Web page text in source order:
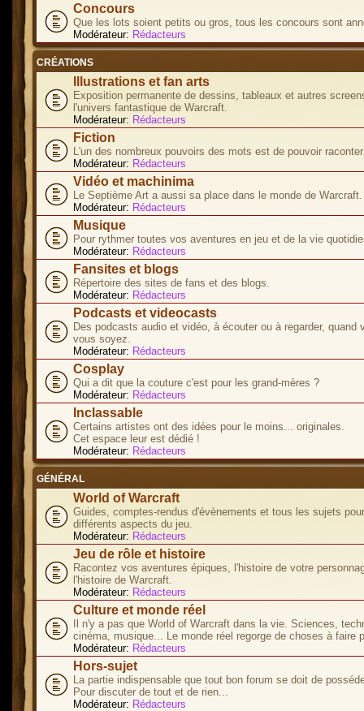
Concours
Que les lots soient petits ou gros, tous les concours sont
Modérateur: Rédacteurs
CRÉATIONS
Illustrations et fan arts
Exposition permanente de dessins, tableaux et autres
l'univers fantastique de Warcraft.
Modérateur: Rédacteurs
Fiction
L'un des nombreux pouvoirs des mots est de pouvoir
Modérateur: Rédacteurs
Vidéo et machinima
Le Septième Art a aussi sa place dans le monde de Warcraft.
Modérateur: Rédacteurs
Musique
Pour rythmer toutes vos aventures en jeu et de la vie
Modérateur: Rédacteurs
Fansites et blogs
Répertoire des sites de fans et des blogs.
Modérateur: Rédacteurs
Podcasts et videocasts
Des podcasts audio et vidéo, à écouter ou à regarder, quand
vous soyez.
Modérateur: Rédacteurs
Cosplay
Qui a dit que la couture c'est pour les grand-mères ?
Modérateur: Rédacteurs
Inclassable
Certains artistes ont des idées pour le moins... originales.
Cet espace leur est dédié !
Modérateur: Rédacteurs
GÉNÉRAL
World of Warcraft
Guides, comptes-rendus d'évènements et tous les sujets
différents aspects du jeu.
Modérateur: Rédacteurs
Jeu de rôle et histoire
Racontez vos aventures épiques, l'histoire de votre
l'histoire de Warcraft.
Modérateur: Rédacteurs
Culture et monde réel
Il n'y a pas que World of Warcraft dans la vie. Sciences,
cinéma, musique... Le monde réel regorge de choses à faire
Modérateur: Rédacteurs
Hors-sujet
La partie indispensable que tout bon forum se doit de
Pour discuter de tout et de rien...
Modérateur: Rédacteurs